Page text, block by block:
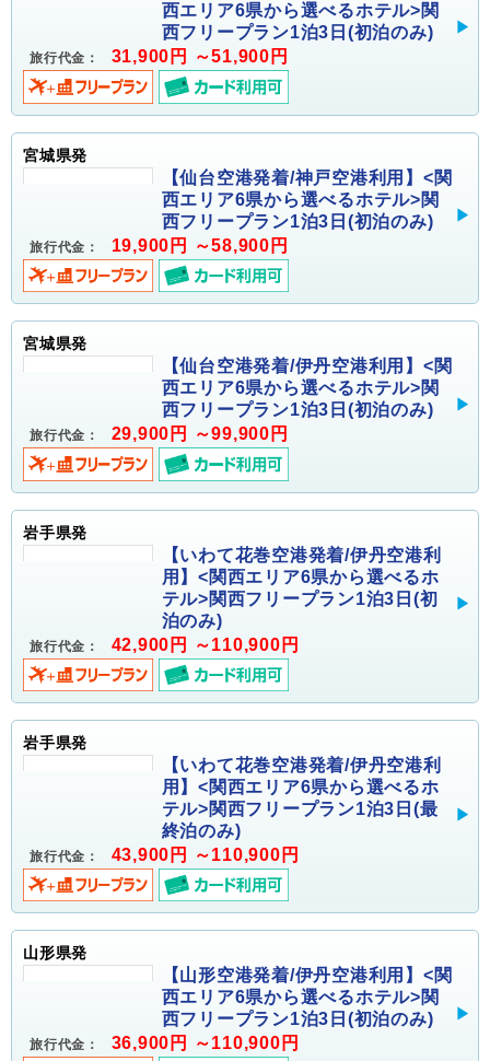
西エリア6県から選べるホテル>関
西フリープラン1泊3日(初泊のみ)
旅行代金： 31,900円 ～51,900円
宮城県発
【仙台空港発着/神戸空港利用】<関
西エリア6県から選べるホテル>関
西フリープラン1泊3日(初泊のみ)
旅行代金： 19,900円 ～58,900円
宮城県発
【仙台空港発着/伊丹空港利用】<関
西エリア6県から選べるホテル>関
西フリープラン1泊3日(初泊のみ)
旅行代金： 29,900円 ～99,900円
岩手県発
【いわて花巻空港発着/伊丹空港利
用】<関西エリア6県から選べるホ
テル>関西フリープラン1泊3日(初
泊のみ)
旅行代金： 42,900円 ～110,900円
岩手県発
【いわて花巻空港発着/伊丹空港利
用】<関西エリア6県から選べるホ
テル>関西フリープラン1泊3日(最
終泊のみ)
旅行代金： 43,900円 ～110,900円
山形県発
【山形空港発着/伊丹空港利用】<関
西エリア6県から選べるホテル>関
西フリープラン1泊3日(初泊のみ)
旅行代金： 36,900円 ～110,900円